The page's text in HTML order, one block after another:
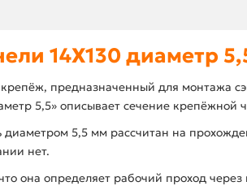
14X130 диаметр
предназначенный для монтажа
5,5» описывает сечение крепёжной
5,5 мм рассчитан на
нет.
она определяет рабочий проход